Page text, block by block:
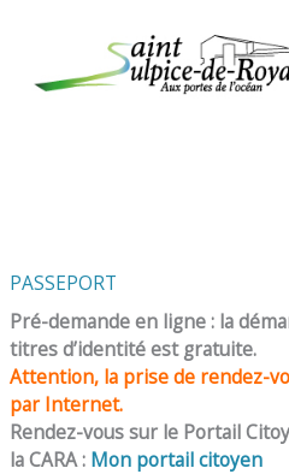
PASSEPORT
Pré-demande en ligne : la
titres d’identité est gratuite.
Attention, la prise de rendez-
par Internet.
Rendez-vous sur le Portail
la CARA : Mon portail citoyen